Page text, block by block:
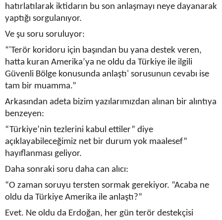
hatırlatılarak iktidarın bu son anlaşmayı neye dayanarak
yaptığı sorgulanıyor.
Ve şu soru soruluyor:
“'Terör koridoru için başından bu yana destek veren,
hatta kuran Amerika’ya ne oldu da Türkiye ile ilgili
Güvenli Bölge konusunda anlaştı' sorusunun cevabı ise
tam bir muamma.”
Arkasından adeta bizim yazılarımızdan alınan bir alıntıya
benzeyen:
“Türkiye’nin tezlerini kabul ettiler” diye
açıklayabileceğimiz net bir durum yok maalesef”
hayıflanması geliyor.
Daha sonraki soru daha can alıcı:
“O zaman soruyu tersten sormak gerekiyor. “Acaba ne
oldu da Türkiye Amerika ile anlaştı?”
Evet. Ne oldu da Erdoğan, her gün terör destekçisi